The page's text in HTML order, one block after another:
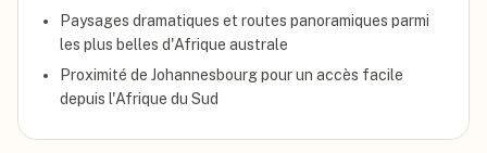
Paysages dramatiques et routes panoramiques parmi
les plus belles d'Afrique australe
Proximité de Johannesbourg pour un accès facile
depuis l'Afrique du Sud